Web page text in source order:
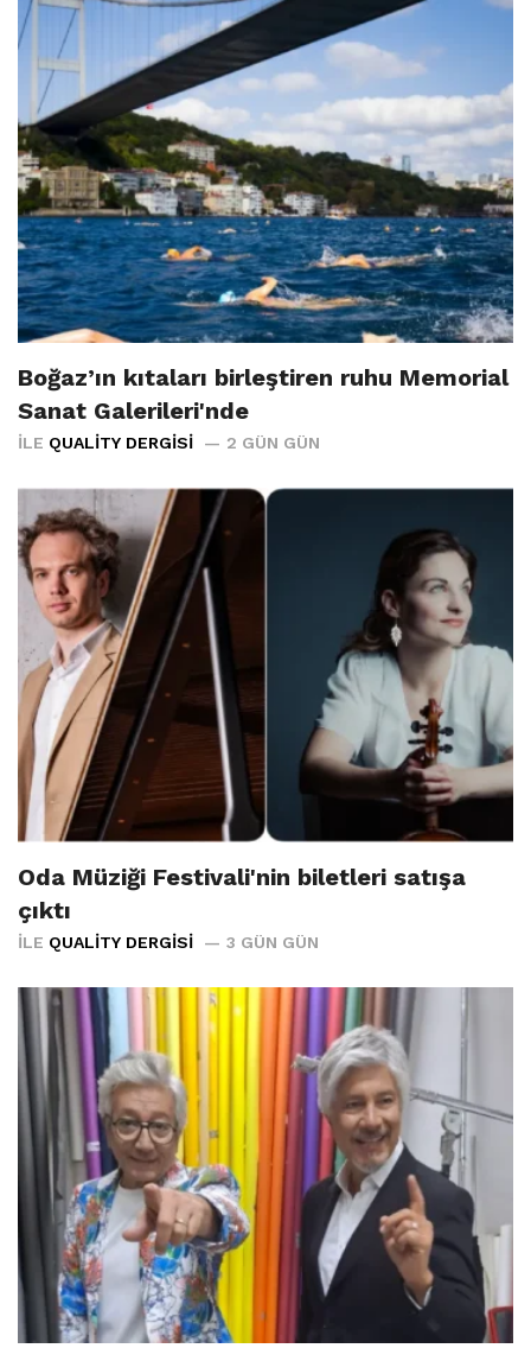
Boğaz’ın kıtaları birleştiren ruhu Memorial
Sanat Galerileri'nde
İLE QUALITY DERGISI 2 GÜN GÜN
Oda Müziği Festivali'nin biletleri satışa
çıktı
İLE QUALITY DERGISI 3 GÜN GÜN